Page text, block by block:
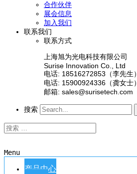
合作伙伴
展会信息
加入我们
联系我们
联系方式
上海旭为光电科技有限公司
Surise Innovation Co., Ltd
电话: 18516272853（李先生）
电话: 15900924336（龚女士）
邮箱: sales@surisetech.com
搜索
Menu
产品中心